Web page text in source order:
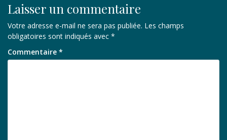
Laisser un commentaire
Votre adresse e-mail ne sera pas publiée. Les champs
obligatoires sont indiqués avec *
Commentaire *